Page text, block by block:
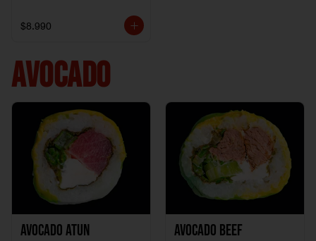
$8.990
AVOCADO
Avocado Atun Avocado Beef